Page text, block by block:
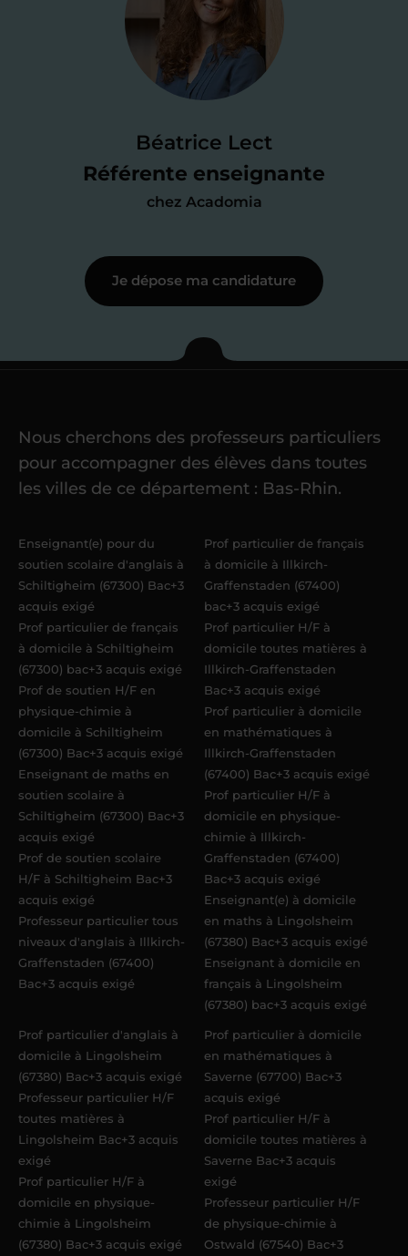
Béatrice Lect
Référente enseignante
chez Acadomia
candidature
test de 15 minutes
des programmes scolaires(et pouvoir
me mettre à jour au besoin) et
j’échange en direct avec un chargé de
Étape 3
Je commence mes
Une fois ma candidature validée,mon
référent me confie mes premiers
élèves dans un délai de 6 jours
Acadomia.
Je dépose ma candidature
Nous cherchons des professeurs particuliers
pour accompagner des élèves dans toutes
les villes de ce département : Bas-Rhin.
Enseignant(e) pour du
soutien scolaire d'anglais à
Schiltigheim (67300) Bac+3
acquis exigé
Prof particulier de français
à domicile à Schiltigheim
(67300) bac+3 acquis exigé
Prof de soutien H/F en
physique-chimie à
domicile à Schiltigheim
(67300) Bac+3 acquis exigé
Enseignant de maths en
soutien scolaire à
Schiltigheim (67300) Bac+3
acquis exigé
Prof de soutien scolaire
H/F à Schiltigheim Bac+3
acquis exigé
Professeur particulier tous
niveaux d'anglais à Illkirch-
Graffenstaden (67400)
Bac+3 acquis exigé
Prof particulier de français
à domicile à Illkirch-
Graffenstaden (67400)
bac+3 acquis exigé
Prof particulier H/F à
domicile toutes matières à
Illkirch-Graffenstaden
Bac+3 acquis exigé
Prof particulier à domicile
en mathématiques à
Illkirch-Graffenstaden
(67400) Bac+3 acquis exigé
Prof particulier H/F à
domicile en physique-
chimie à Illkirch-
Graffenstaden (67400)
Bac+3 acquis exigé
Enseignant(e) à domicile
en maths à Lingolsheim
(67380) Bac+3 acquis exigé
Enseignant à domicile en
français à Lingolsheim
(67380) bac+3 acquis exigé
Prof particulier d'anglais à
domicile à Lingolsheim
(67380) Bac+3 acquis exigé
Professeur particulier H/F
toutes matières à
Lingolsheim Bac+3 acquis
exigé
Prof particulier H/F à
domicile en physique-
chimie à Lingolsheim
(67380) Bac+3 acquis exigé
Prof particulier à domicile
en mathématiques à
Saverne (67700) Bac+3
acquis exigé
Prof particulier H/F à
domicile toutes matières à
Saverne Bac+3 acquis
exigé
Professeur particulier H/F
de physique-chimie à
Ostwald (67540) Bac+3